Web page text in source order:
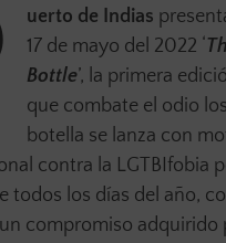
uerto de Indias
17 de mayo del 2022 ‘
Bottle’, la primera
que combate el odio
botella se lanza con
contra la LGTBIfobia
todos los días del año,
compromiso adquirido